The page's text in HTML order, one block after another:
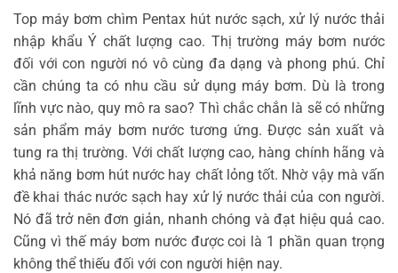
Top máy bơm chìm Pentax hút nước sạch, xử lý nước thải
nhập khẩu Ý chất lượng cao. Thị trường máy bơm nước
đối với con người nó vô cùng đa dạng và phong phú. Chỉ
cần chúng ta có nhu cầu sử dụng máy bơm. Dù là trong
lĩnh vực nào, quy mô ra sao? Thì chắc chắn là sẽ có những
sản phẩm máy bơm nước tương ứng. Được sản xuất và
tung ra thị trường. Với chất lượng cao, hàng chính hãng và
khả năng bơm hút nước hay chất lỏng tốt. Nhờ vậy mà vấn
đề khai thác nước sạch hay xử lý nước thải của con người.
Nó đã trở nên đơn giản, nhanh chóng và đạt hiệu quả cao.
Cũng vì thế máy bơm nước được coi là 1 phần quan trọng
không thể thiếu đối với con người hiện nay.